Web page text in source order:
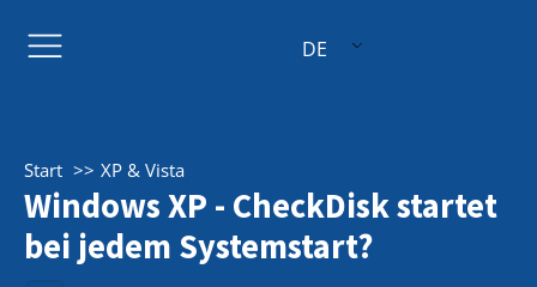
DE
Start XP & Vista
Windows XP - CheckDisk startet
bei jedem Systemstart?